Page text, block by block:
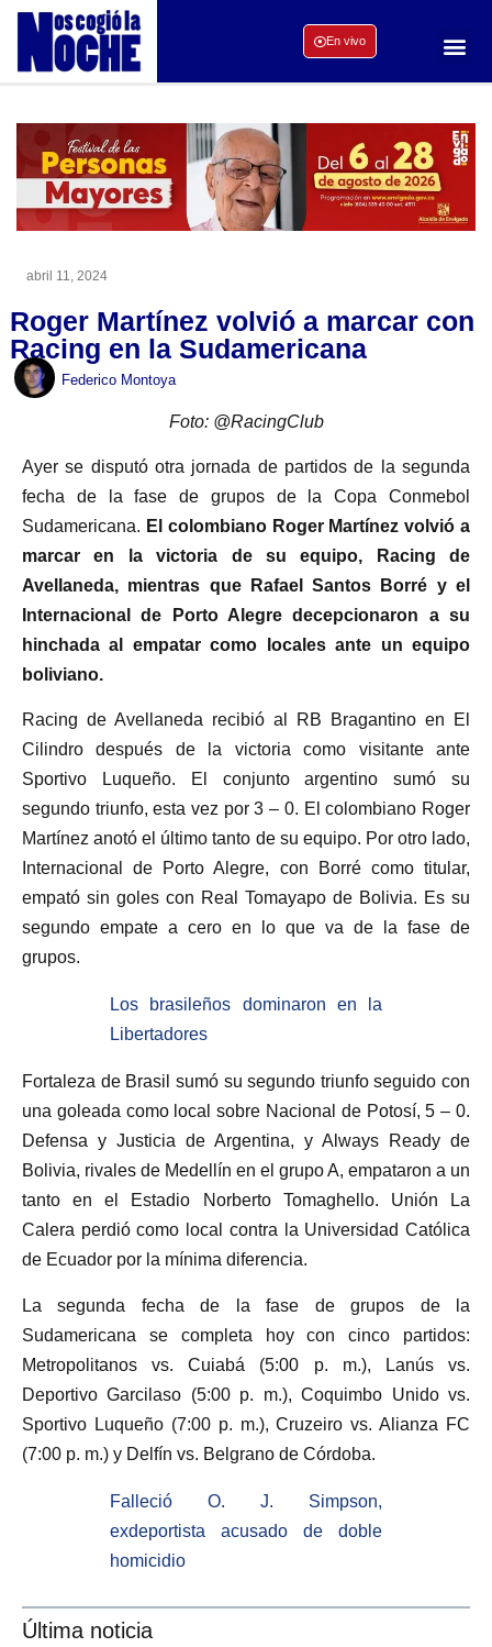
En vivo
abril 11, 2024
Roger Martínez volvió a marcar con
Racing en la Sudamericana
Federico Montoya
Foto: @RacingClub
Ayer se disputó otra jornada de partidos de la segunda
fecha de la fase de grupos de la Copa Conmebol
Sudamericana. El colombiano Roger Martínez volvió a
marcar en la victoria de su equipo, Racing de
Avellaneda, mientras que Rafael Santos Borré y el
Internacional de Porto Alegre decepcionaron a su
hinchada al empatar como locales ante un equipo
boliviano.
Racing de Avellaneda recibió al RB Bragantino en El
Cilindro después de la victoria como visitante ante
Sportivo Luqueño. El conjunto argentino sumó su
segundo triunfo, esta vez por 3 – 0. El colombiano Roger
Martínez anotó el último tanto de su equipo. Por otro lado,
Internacional de Porto Alegre, con Borré como titular,
empató sin goles con Real Tomayapo de Bolivia. Es su
segundo empate a cero en lo que va de la fase de
grupos.
Los brasileños dominaron en la
Libertadores
Fortaleza de Brasil sumó su segundo triunfo seguido con
una goleada como local sobre Nacional de Potosí, 5 – 0.
Defensa y Justicia de Argentina, y Always Ready de
Bolivia, rivales de Medellín en el grupo A, empataron a un
tanto en el Estadio Norberto Tomaghello. Unión La
Calera perdió como local contra la Universidad Católica
de Ecuador por la mínima diferencia.
La segunda fecha de la fase de grupos de la
Sudamericana se completa hoy con cinco partidos:
Metropolitanos vs. Cuiabá (5:00 p. m.), Lanús vs.
Deportivo Garcilaso (5:00 p. m.), Coquimbo Unido vs.
Sportivo Luqueño (7:00 p. m.), Cruzeiro vs. Alianza FC
(7:00 p. m.) y Delfín vs. Belgrano de Córdoba.
Falleció O. J. Simpson,
exdeportista acusado de doble
homicidio
Última noticia